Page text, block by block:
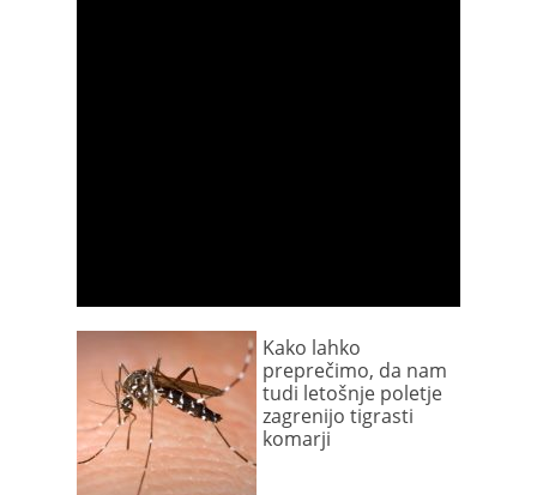
Kako lahko
preprečimo, da nam
tudi letošnje poletje
zagrenijo tigrasti
komarji